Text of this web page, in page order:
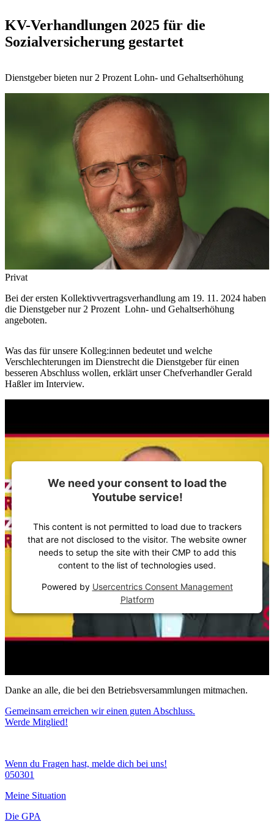
KV-Verhandlungen 2025 für die
Sozialversicherung gestartet
Dienstgeber bieten nur 2 Prozent Lohn- und Gehaltserhöhung
Privat
Bei der ersten Kollektivvertragsverhandlung am 19. 11. 2024 haben
die Dienstgeber nur 2 Prozent Lohn- und Gehaltserhöhung
angeboten.
Was das für unsere Kolleg:innen bedeutet und welche
Verschlechterungen im Dienstrecht die Dienstgeber für einen
besseren Abschluss wollen, erklärt unser Chefverhandler Gerald
Haßler im Interview.
We need your consent to load the
Youtube service!
This content is not permitted to load due to trackers
that are not disclosed to the visitor. The website owner
needs to setup the site with their CMP to add this
content to the list of technologies used.
Powered by Usercentrics Consent Management
Platform
Danke an alle, die bei den Betriebsversammlungen mitmachen.
Gemeinsam erreichen wir einen guten Abschluss.
Werde Mitglied!
Wenn du Fragen hast, melde dich bei uns!
050301
Meine Situation
Die GPA